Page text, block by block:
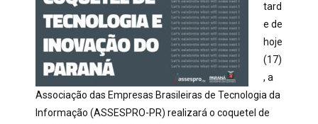
tard
e de
hoje
(17)
, a
Associação das Empresas Brasileiras de Tecnologia da
Informação (ASSESPRO-PR) realizará o coquetel de